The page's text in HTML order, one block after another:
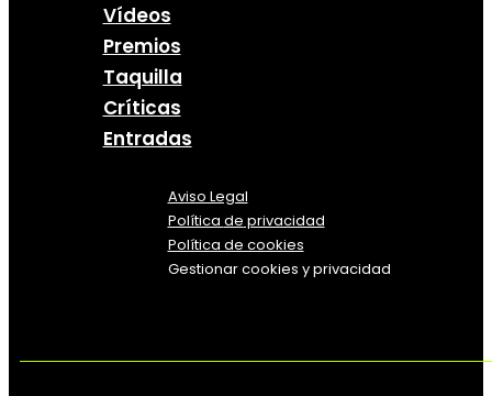
Vídeos
Premios
Taquilla
Críticas
Entradas
Aviso Legal
Política de privacidad
Política de cookies
Gestionar cookies y privacidad